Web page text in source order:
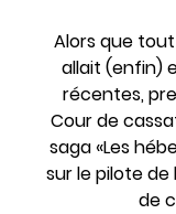
Alors que
allait (enfin)
récentes,
Cour de
saga «Les
sur le pilote de
de